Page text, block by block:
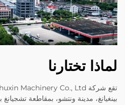
لماذا تختارنا
بينغيانغ، مدينة ونتشو، بمقاطعة